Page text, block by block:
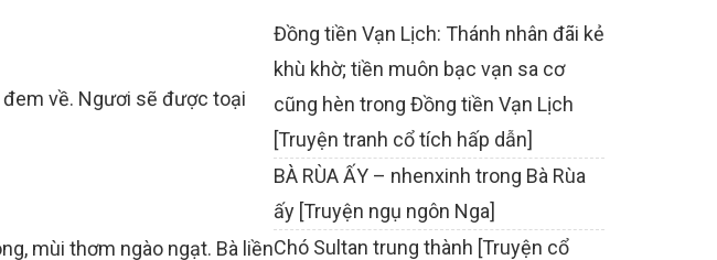
đem về. Ngươi sẽ được toại
mùi thơm ngào ngạt. Bà liền
Đồng tiền Vạn Lịch: Thánh nhân đãi kẻ
khù khờ; tiền muôn bạc vạn sa cơ
cũng hèn trong Đồng tiền Vạn Lịch
[Truyện tranh cổ tích hấp dẫn]
BÀ RÙA ẤY – nhenxinh trong Bà Rùa
ấy [Truyện ngụ ngôn Nga]
Chó Sultan trung thành [Truyện cổ